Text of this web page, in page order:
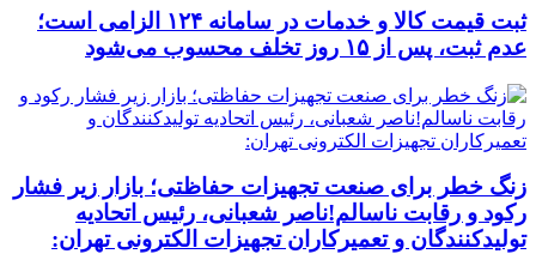
ثبت قیمت کالا و خدمات در سامانه ۱۲۴ الزامی است؛
عدم ثبت، پس از ۱۵ روز تخلف محسوب می‌شود
زنگ خطر برای صنعت تجهیزات حفاظتی؛ بازار زیر فشار
رکود و رقابت ناسالم!ناصر شعبانی، رئیس اتحادیه
تولیدکنندگان و تعمیرکاران تجهیزات الکترونی تهران: